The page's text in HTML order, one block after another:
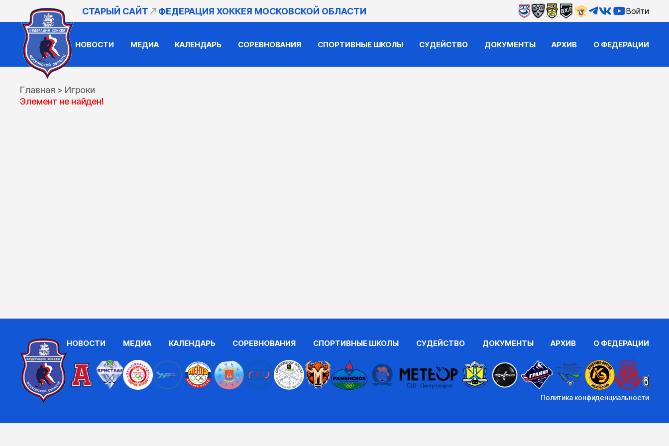
СТАРЫЙ САЙТ ФЕДЕРАЦИЯ ХОККЕЯ МОСКОВСКОЙ ОБЛАСТИ Войти
НОВОСТИ МЕДИА КАЛЕНДАРЬ СОРЕВНОВАНИЯ СПОРТИВНЫЕ ШКОЛЫ СУДЕЙСТВО ДОКУМЕНТЫ АРХИВ О ФЕДЕРАЦИИ
Главная > Игроки
Элемент не найден!
НОВОСТИ МЕДИА КАЛЕНДАРЬ СОРЕВНОВАНИЯ СПОРТИВНЫЕ ШКОЛЫ СУДЕЙСТВО ДОКУМЕНТЫ АРХИВ О ФЕДЕРАЦИИ
Политика конфиденциальности